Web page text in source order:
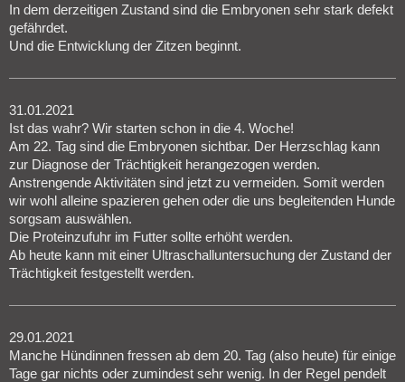
In dem derzeitigen Zustand sind die Embryonen sehr stark defekt
gefährdet.
Und die Entwicklung der Zitzen beginnt.
31.01.2021
Ist das wahr? Wir starten schon in die 4. Woche!
Am 22. Tag sind die Embryonen sichtbar. Der Herzschlag kann
zur Diagnose der Trächtigkeit herangezogen werden.
Anstrengende Aktivitäten sind jetzt zu vermeiden. Somit werden
wir wohl alleine spazieren gehen oder die uns begleitenden Hunde
sorgsam auswählen.
Die Proteinzufuhr im Futter sollte erhöht werden.
Ab heute kann mit einer Ultraschalluntersuchung der Zustand der
Trächtigkeit festgestellt werden.
29.01.2021
Manche Hündinnen fressen ab dem 20. Tag (also heute) für einige
Tage gar nichts oder zumindest sehr wenig. In der Regel pendelt